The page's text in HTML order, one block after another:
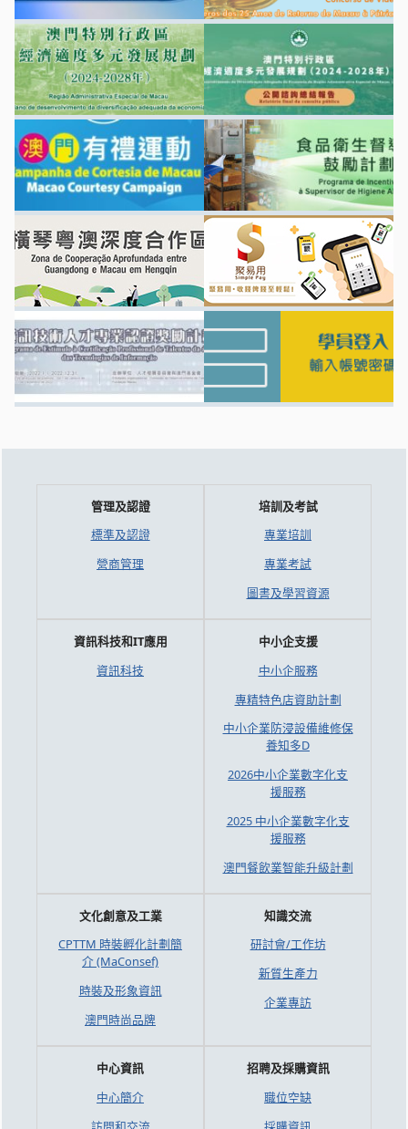
管理及認證
標準及認證
營商管理
培訓及考試
專業培訓
專業考試
圖書及學習資源
資訊科技和IT應用
資訊科技
中小企支援
中小企服務
專精特色店資助計劃
中小企業防浸設備維修保
養知多D
2026中小企業數字化支
援服務
2025 中小企業數字化支
援服務
澳門餐飲業智能升級計劃
文化創意及工業
CPTTM 時裝孵化計劃簡
介 (MaConsef)
時裝及形象資訊
澳門時尚品牌
知識交流
研討會/工作坊
新質生產力
企業專訪
中心資訊
中心簡介
招聘及採購資訊
職位空缺